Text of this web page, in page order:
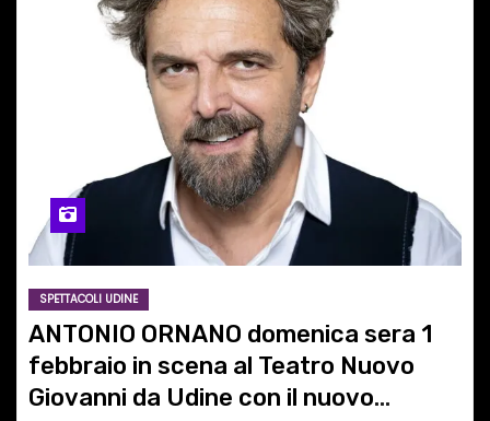
SPETTACOLI UDINE
ANTONIO ORNANO domenica sera 1
febbraio in scena al Teatro Nuovo
Giovanni da Udine con il nuovo